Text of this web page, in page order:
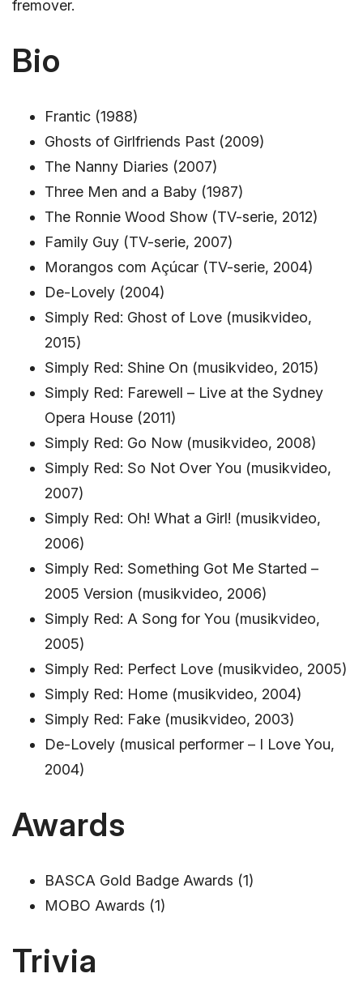
fremover.
Bio
Frantic (1988)
Ghosts of Girlfriends Past (2009)
The Nanny Diaries (2007)
Three Men and a Baby (1987)
The Ronnie Wood Show (TV-serie, 2012)
Family Guy (TV-serie, 2007)
Morangos com Açúcar (TV-serie, 2004)
De-Lovely (2004)
Simply Red: Ghost of Love (musikvideo,
2015)
Simply Red: Shine On (musikvideo, 2015)
Simply Red: Farewell – Live at the Sydney
Opera House (2011)
Simply Red: Go Now (musikvideo, 2008)
Simply Red: So Not Over You (musikvideo,
2007)
Simply Red: Oh! What a Girl! (musikvideo,
2006)
Simply Red: Something Got Me Started –
2005 Version (musikvideo, 2006)
Simply Red: A Song for You (musikvideo,
2005)
Simply Red: Perfect Love (musikvideo, 2005)
Simply Red: Home (musikvideo, 2004)
Simply Red: Fake (musikvideo, 2003)
De-Lovely (musical performer – I Love You,
2004)
Awards
BASCA Gold Badge Awards (1)
MOBO Awards (1)
Trivia